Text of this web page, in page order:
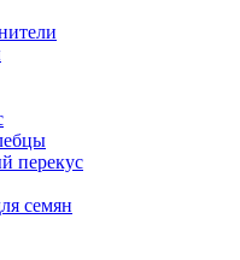
перекус
семян